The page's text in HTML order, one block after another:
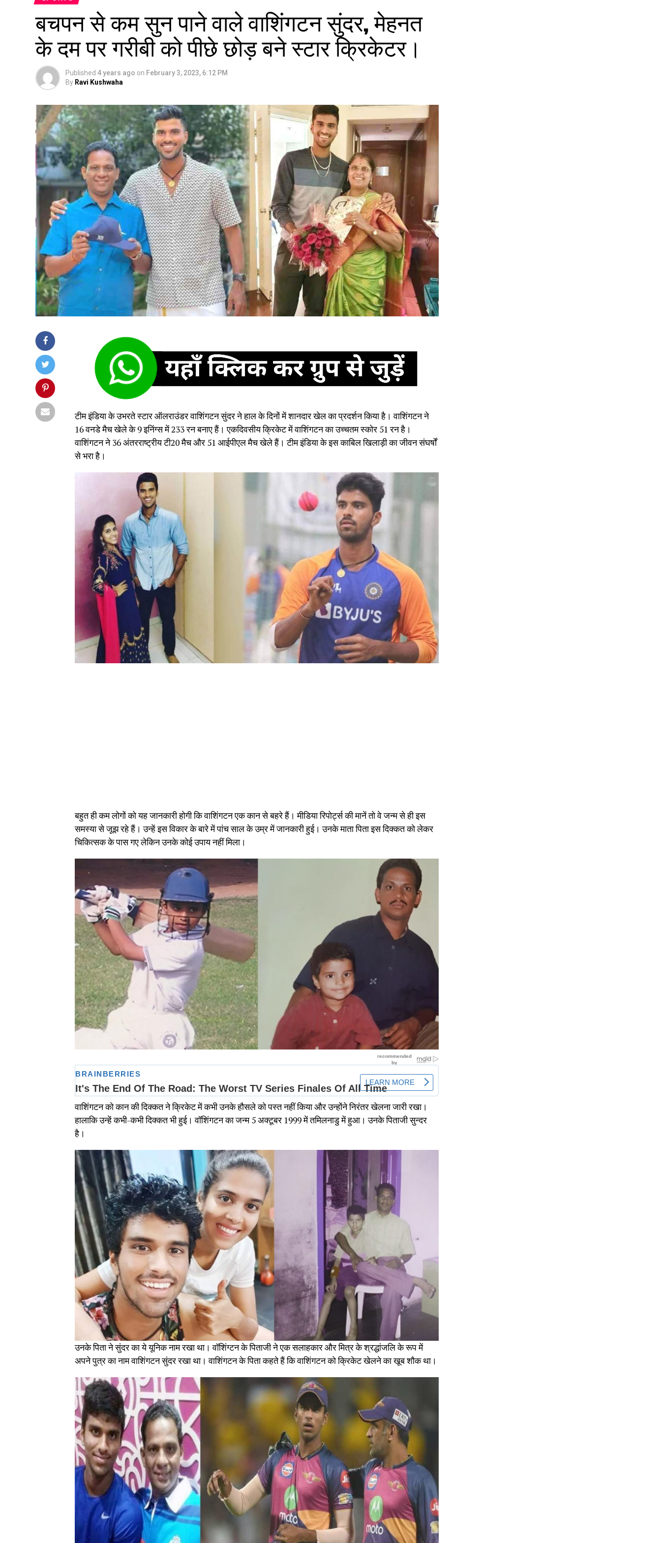
बचपन से कम सुन पाने वाले वाशिंगटन सुंदर, मेहनत
के दम पर गरीबी को पीछे छोड़ बने स्टार क्रिकेटर।
Published 4 years ago on February 3, 2023, 6:12 PM
By Ravi Kushwaha
टीम इंडिया के उभरते स्टार ऑलराउंडर वाशिंगटन सुंदर ने हाल के दिनों में शानदार खेल का प्रदर्शन किया है। वाशिंगटन ने
16 वनडे मैच खेले के 9 इनिंग्स में 233 रन बनाए हैं। एकदिवसीय क्रिकेट में वाशिंगटन का उच्चतम स्कोर 51 रन है।
वाशिंगटन ने 36 अंतरराष्ट्रीय टी20 मैच और 51 आईपीएल मैच खेले हैं। टीम इंडिया के इस काबिल खिलाड़ी का जीवन संघर्षों
से भरा है।
बहुत ही कम लोगों को यह जानकारी होगी कि वाशिंगटन एक कान से बहरे हैं। मीडिया रिपोर्ट्स की मानें तो वे जन्म से ही इस
समस्या से जूझ रहे हैं। उन्हें इस विकार के बारे में पांच साल के उम्र में जानकारी हुई। उनके माता पिता इस दिक्कत को लेकर
चिकित्सक के पास गए लेकिन उनके कोई उपाय नहीं मिला।
वाशिंगटन को कान की दिक्कत ने क्रिकेट में कभी उनके हौसले को पस्त नहीं किया और उन्होंने निरंतर खेलना जारी रखा।
हालाकि उन्हें कभी-कभी दिक्कत भी हुई। वॉशिंगटन का जन्म 5 अक्टूबर 1999 में तमिलनाडु में हुआ। उनके पिताजी सुन्दर
है।
उनके पिता ने सुंदर का ये यूनिक नाम रखा था। वॉशिंग्टन के पिताजी ने एक सलाहकार और मित्र के श्रद्धांजलि के रूप में
अपने पुत्र का नाम वाशिंगटन सुंदर रखा था। वाशिंगटन के पिता कहते हैं कि वाशिंगटन को क्रिकेट खेलने का खूब शौक था।